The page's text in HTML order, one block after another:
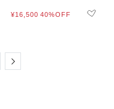
¥16,500 40%OFF
Next